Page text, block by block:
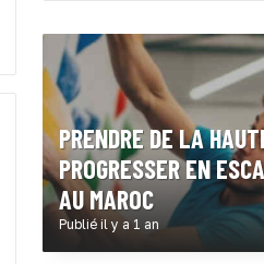
PRENDRE DE LA
PROGRESSER EN
AU MAROC
Publié il y a 1 an